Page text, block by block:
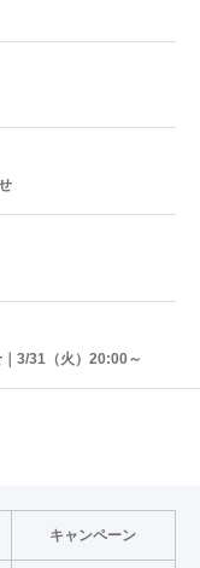
3/31（火）20:00～
キャンペーン